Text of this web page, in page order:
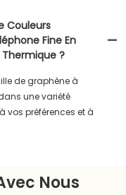
Couleurs
Fine En
Thermique ?
de graphène à
une variété
vos préférences et à
Nous